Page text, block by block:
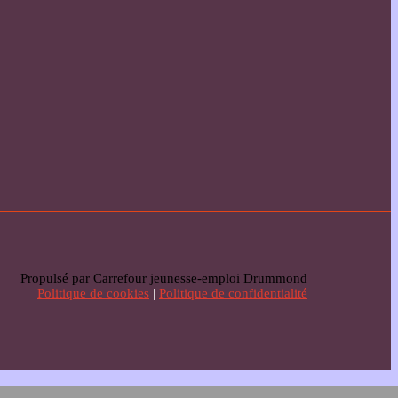
Propulsé par Carrefour jeunesse-emploi Drummond
Politique de cookies | Politique de confidentialité